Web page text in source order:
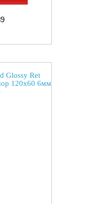
Glossy Ret
120x60 6мм